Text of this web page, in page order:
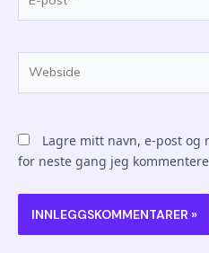
post*
Lagre mitt navn, e-post
for neste gang jeg